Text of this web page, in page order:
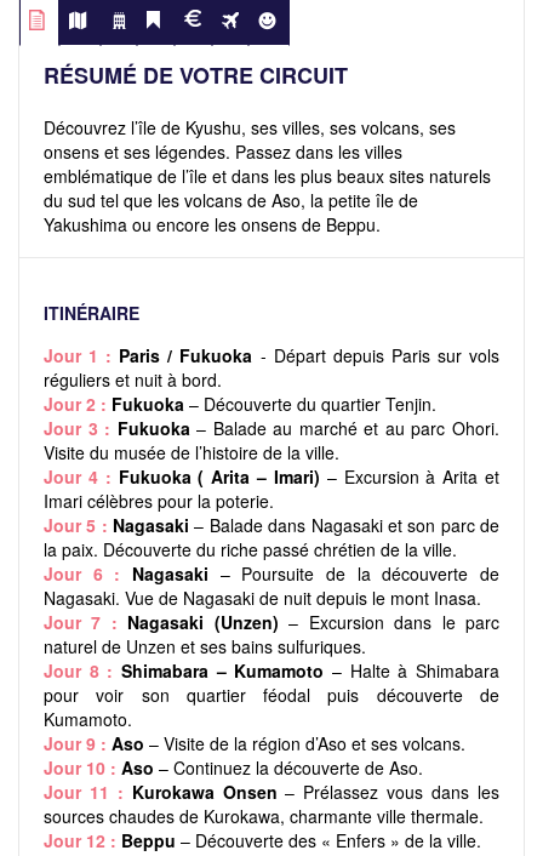
RÉSUMÉ DE VOTRE CIRCUIT
Découvrez l’île de Kyushu, ses villes, ses volcans, ses
onsens et ses légendes. Passez dans les villes
emblématique de l’île et dans les plus beaux sites naturels
du sud tel que les volcans de Aso, la petite île de
Yakushima ou encore les onsens de Beppu.
ITINÉRAIRE
Jour 1 : Paris / Fukuoka - Départ depuis Paris sur vols
réguliers et nuit à bord.
Jour 2 : Fukuoka – Découverte du quartier Tenjin.
Jour 3 : Fukuoka– Balade au marché et au parc Ohori.
Visite du musée de l’histoire de la ville.
Jour 4 : Fukuoka ( Arita – Imari) – Excursion à Arita et
Imari célèbres pour la poterie.
Jour 5 : Nagasaki– Balade dans Nagasaki et son parc de
la paix. Découverte du riche passé chrétien de la ville.
Jour 6 : Nagasaki – Poursuite de la découverte de
Nagasaki. Vue de Nagasaki de nuit depuis le mont Inasa.
Jour 7 : Nagasaki (Unzen)– Excursion dans le parc
naturel de Unzen et ses bains sulfuriques.
Jour 8 : Shimabara – Kumamoto – Halte à Shimabara
pour voir son quartier féodal puis découverte de
Kumamoto.
Jour 9 : Aso – Visite de la région d’Aso et ses volcans.
Jour 10 : Aso – Continuez la découverte de Aso.
Jour 11 : Kurokawa Onsen– Prélassez vous dans les
sources chaudes de Kurokawa, charmante ville thermale.
Jour 12 : Beppu – Découverte des « Enfers » de la ville.